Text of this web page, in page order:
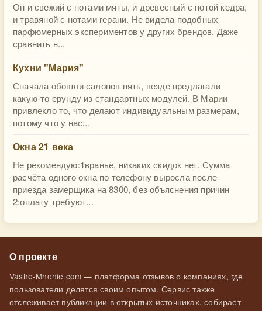
Он и свежий с нотами мяты, и древесный с нотой кедра,
и травяной с нотами герани. Не видела подобных
парфюмерных экспериментов у других брендов. Даже
сравнить н...
Кухни "Мария"
Сначала обошли салонов пять, везде предлагали
какую-то ерунду из стандартных модулей. В Марии
привлекло то, что делают индивидуальным размерам,
потому что у нас...
Окна 21 века
Не рекомендую:1враньё, никаких скидок нет. Сумма
расчёта одного окна по телефону выросла после
приезда замерщика на 8300, без объяснения причин
2:оплату требуют...
О проекте
Vashe-Mnenie.com — платформа отзывов о компаниях, где
пользователи делятся своим опытом. Сервис также
отслеживает публикации в открытых источниках, собирает